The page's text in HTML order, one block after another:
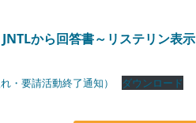
JNTLから回答書～リステリン表示
・要請活動終了通知） ダウンロード